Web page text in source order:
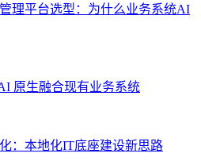
理平台选型：为什么业务系统AI
原生融合现有业务系统
：本地化IT底座建设新思路